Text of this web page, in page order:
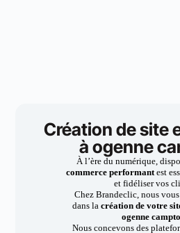
Création de site
à ogenne
À l’ère du numérique,
commerce performantest
et fidéliser vos
Chez Brandeclic, nous
dans la création de votre
ogenne
Nous concevons des